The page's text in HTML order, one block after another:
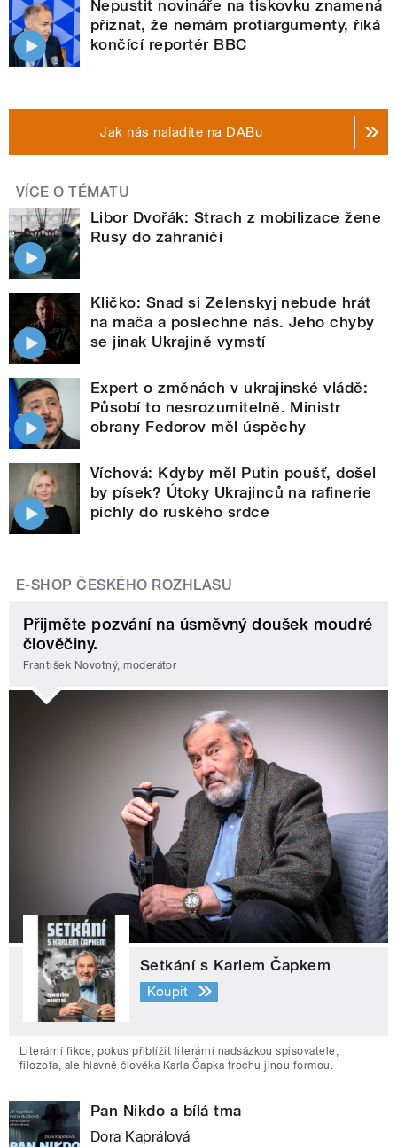
Nepustit novináře na tiskovku znamená
přiznat, že nemám protiargumenty, říká
končící reportér BBC
Jak nás naladíte na DABu
VÍCE O TÉMATU
Libor Dvořák: Strach z mobilizace žene
Rusy do zahraničí
Kličko: Snad si Zelenskyj nebude hrát
na mača a poslechne nás. Jeho chyby
se jinak Ukrajině vymstí
Expert o změnách v ukrajinské vládě:
Působí to nesrozumitelně. Ministr
obrany Fedorov měl úspěchy
Víchová: Kdyby měl Putin poušť, došel
by písek? Útoky Ukrajinců na rafinerie
píchly do ruského srdce
E-SHOP ČESKÉHO ROZHLASU
Přijměte pozvání na úsměvný doušek moudré
člověčiny.
František Novotný, moderátor
Setkání s Karlem Čapkem
Koupit
Literární fikce, pokus přiblížit literární nadsázkou spisovatele,
filozofa, ale hlavně člověka Karla Čapka trochu jinou formou.
Pan Nikdo a bílá tma
Dora Kaprálová